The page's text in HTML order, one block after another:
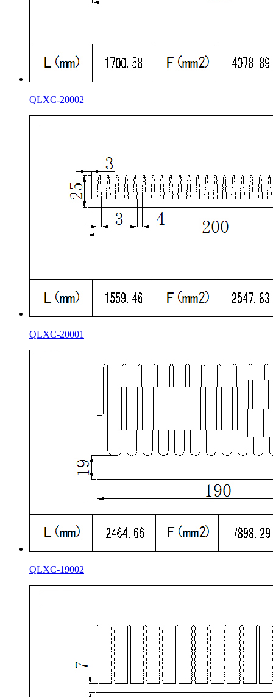
QLXC-20002
QLXC-20001
QLXC-19002